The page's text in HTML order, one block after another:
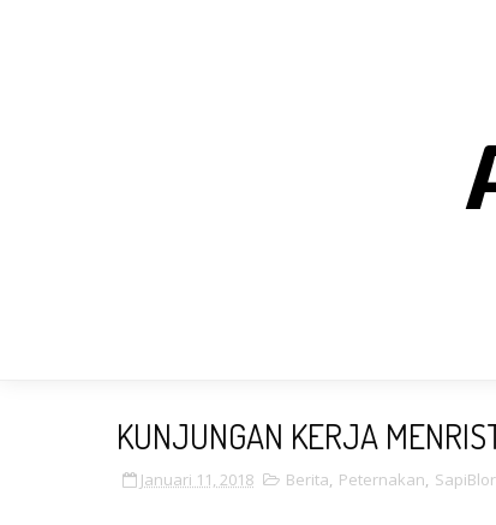
KUNJUNGAN KERJA
Januari 11, 2018 Berita, Peternakan,